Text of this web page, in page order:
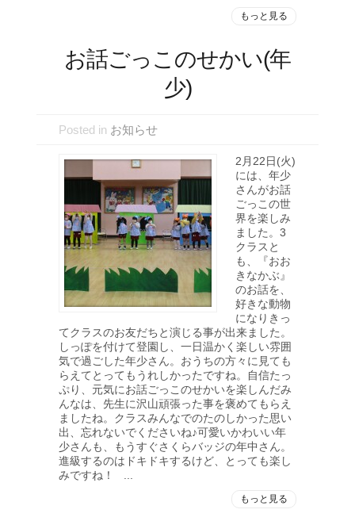
もっと見る
お話ごっこのせかい(年
少)
Posted in お知らせ
2月22日(火)
には、年少
さんがお話
ごっこの世
界を楽しみ
ました。3
クラスと
も、『おお
きなかぶ』
のお話を、
好きな動物
になりきっ
てクラスのお友だちと演じる事が出来ました。
しっぽを付けて登園し、一日温かく楽しい雰囲
気で過ごした年少さん。おうちの方々に見ても
らえてとってもうれしかったですね。自信たっ
ぷり、元気にお話ごっこのせかいを楽しんだみ
んなは、先生に沢山頑張った事を褒めてもらえ
ましたね。クラスみんなでのたのしかった思い
出、忘れないでくださいね♪可愛いかわいい年
少さんも、もうすぐさくらバッジの年中さん。
進級するのはドキドキするけど、とっても楽し
みですね！ ...
もっと見る